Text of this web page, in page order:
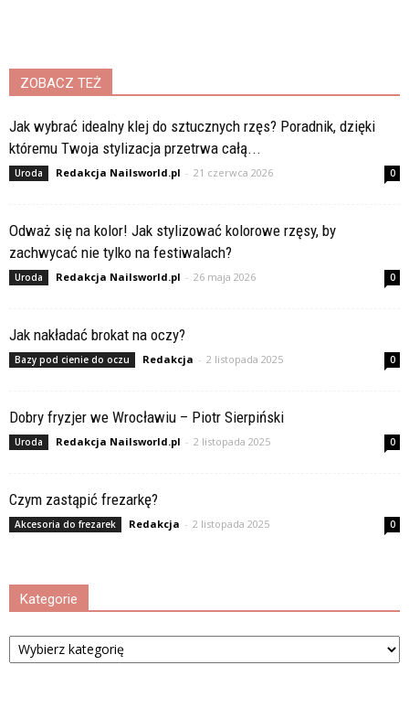
ZOBACZ TEŻ
Jak wybrać idealny klej do sztucznych rzęs? Poradnik, dzięki
któremu Twoja stylizacja przetrwa całą...
Uroda Redakcja Nailsworld.pl - 21 czerwca 2026 0
Odważ się na kolor! Jak stylizować kolorowe rzęsy, by
zachwycać nie tylko na festiwalach?
Uroda Redakcja Nailsworld.pl - 26 maja 2026 0
Jak nakładać brokat na oczy?
Bazy pod cienie do oczu Redakcja - 2 listopada 2025 0
Dobry fryzjer we Wrocławiu – Piotr Sierpiński
Uroda Redakcja Nailsworld.pl - 2 listopada 2025 0
Czym zastąpić frezarkę?
Akcesoria do frezarek Redakcja - 2 listopada 2025 0
Kategorie
Kategorie